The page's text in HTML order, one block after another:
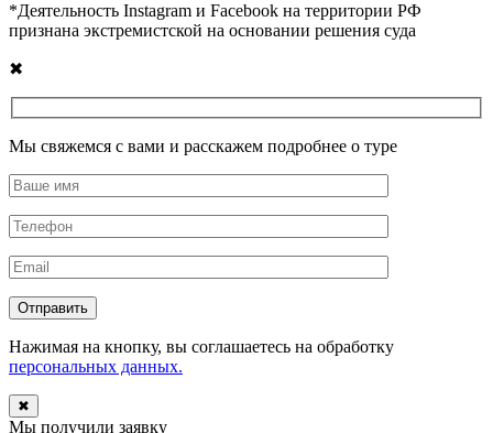
*Деятельность Instagram и Facebook на территории РФ
признана экстремистской на основании решения суда
✖
Мы свяжемся с вами и расскажем подробнее о туре
Отправить
Нажимая на кнопку, вы соглашаетесь на обработку
персональных данных.
✖
Мы получили заявку